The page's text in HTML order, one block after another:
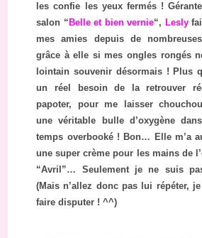
les confie les yeux fermés !
salon “ Belle et bien vernie“, Lesly
mes amies depuis de
grâce à elle si mes ongles rongés
lointain souvenir désormais ! Plus
un réel besoin de la retrouver
papoter, pour me laisser
une véritable bulle d’oxygène
temps overbooké ! Bon… Elle m’a
une super crème pour les mains de
“Avril”… Seulement je ne suis
(Mais n’allez donc pas lui répéter,
faire disputer ! ^^)